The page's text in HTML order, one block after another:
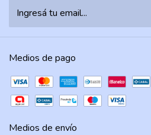
Medios de pago
Medios de envío